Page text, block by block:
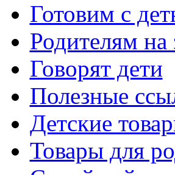
Готовим с
Родителям на
Говорят дети
Полезные
Детские
Товары для